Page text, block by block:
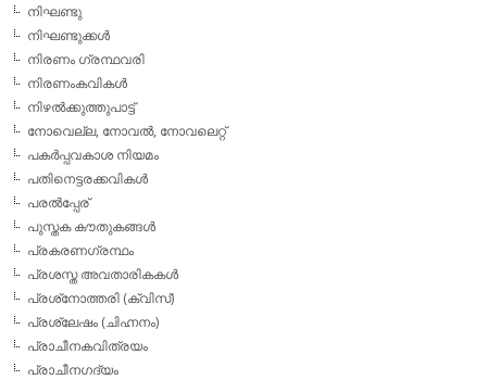
നിഘണ്ടു
നിഘണ്ടുക്കള്‍
നിരണം ഗ്രന്ഥവരി
നിരണംകവികള്‍
നിഴല്‍ക്കുത്തുപാട്ട്
നോവെല്ല, നോവല്‍, നോവലെറ്റ്
പകര്‍പ്പവകാശ നിയമം
പതിനെട്ടരക്കവികള്‍
പരല്‍പ്പേര്
പുസ്തക കൗതുകങ്ങള്‍
പ്രകരണഗ്രന്ഥം
പ്രശസ്ത അവതാരികകള്‍
പ്രശ്‌നോത്തരി (ക്വിസ്)
പ്രശ്ലേഷം (ചിഹ്നനം)
പ്രാചീനകവിത്രയം
പ്രാചീനഗദ്യം